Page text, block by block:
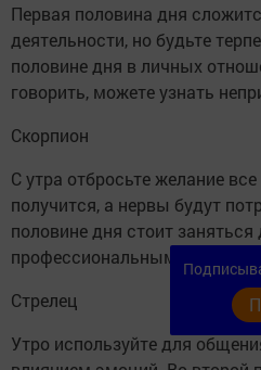
Первая половина дня
деятельности, но будьте
половине дня в личных
говорить, можете узнать
Скорпион
С утра отбросьте желание
получится, а нервы будут
половине дня стоит
профессиональными делами
Стрелец
Утро используйте для